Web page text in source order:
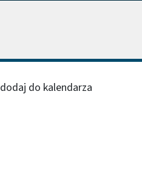
dodaj do kalendarza